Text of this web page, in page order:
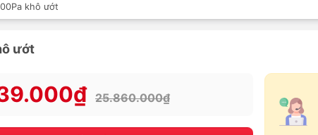
khô ướt
ướt
25.860.000₫